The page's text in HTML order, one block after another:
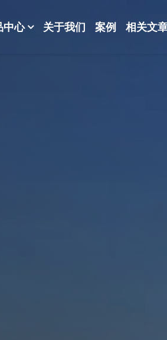
中心 关于我们 案例 相关文